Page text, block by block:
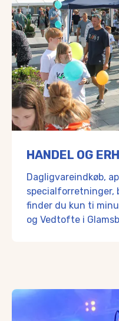
HANDEL OG
Dagligvareindkøb,
specialforretninger,
finder du kun ti
og Vedtofte i